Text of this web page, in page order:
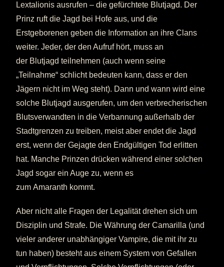
Lextalionis ausrufen – die gefürchtete Blutjagd. Der
Prinz ruft die Jagd bei Hofe aus, und die
Erstgeborenen geben die Information an ihre Clans
weiter. Jeder, der den Aufruf hört, muss an
der Blutjagd teilnehmen (auch wenn seine
„Teilnahme“ schlicht bedeuten kann, dass er den
Jägern nicht im Weg steht). Dann und wann wird eine
solche Blutjagd ausgerufen, um den verbrecherischen
Blutsverwandten in die Verbannung außerhalb der
Stadtgrenzen zu treiben, meist aber endet die Jagd
erst, wenn der Gejagte den Endgültigen Tod erlitten
hat. Manche Prinzen drücken während einer solchen
Jagd sogar ein Auge zu, wenn es
zum Amaranth kommt.
Aber nicht alle Fragen der Legalität drehen sich um
Disziplin und Strafe. Die Währung der Camarilla (und
vieler anderer unabhängiger Vampire, die mit ihr zu
tun haben) besteht aus einem System von Gefallen